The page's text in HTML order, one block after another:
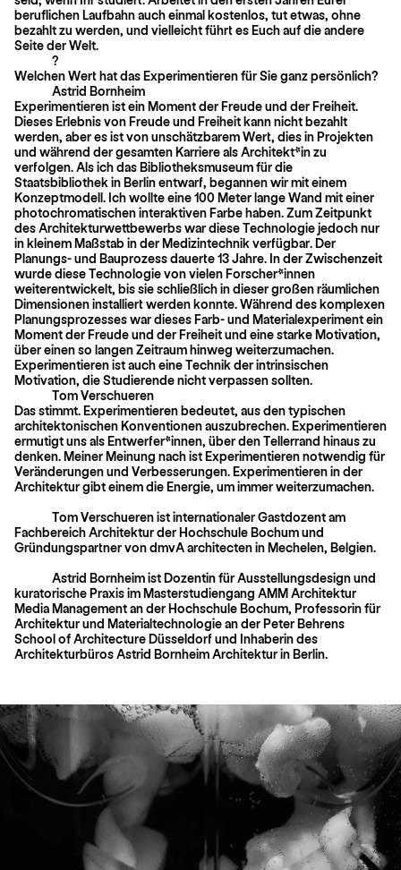
beruflichen Laufbahn auch einmal kostenlos, tut etwas, ohne
bezahlt zu werden, und vielleicht führt es Euch auf die andere
Seite der Welt.
?
Welchen Wert hat das Experimentieren für Sie ganz persönlich?
Astrid Bornheim
Experimentieren ist ein Moment der Freude und der Freiheit.
Dieses Erlebnis von Freude und Freiheit kann nicht bezahlt
werden, aber es ist von unschätzbarem Wert, dies in Projekten
und während der gesamten Karriere als Architekt*in zu
verfolgen. Als ich das Bibliotheksmuseum für die
Staatsbibliothek in Berlin entwarf, begannen wir mit einem
Konzeptmodell. Ich wollte eine 100 Meter lange Wand mit einer
photochromatischen interaktiven Farbe haben. Zum Zeitpunkt
des Architekturwettbewerbs war diese Technologie jedoch nur
in kleinem Maßstab in der Medizintechnik verfügbar. Der
Planungs- und Bauprozess dauerte 13 Jahre. In der Zwischenzeit
wurde diese Technologie von vielen Forscher*innen
weiterentwickelt, bis sie schließlich in dieser großen räumlichen
Dimensionen installiert werden konnte. Während des komplexen
Planungsprozesses war dieses Farb- und Materialexperiment ein
Moment der Freude und der Freiheit und eine starke Motivation,
über einen so langen Zeitraum hinweg weiterzumachen.
Experimentieren ist auch eine Technik der intrinsischen
Motivation, die Studierende nicht verpassen sollten.
Tom Verschueren
Das stimmt. Experimentieren bedeutet, aus den typischen
architektonischen Konventionen auszubrechen. Experimentieren
ermutigt uns als Entwerfer*innen, über den Tellerrand hinaus zu
denken. Meiner Meinung nach ist Experimentieren notwendig für
Veränderungen und Verbesserungen. Experimentieren in der
Architektur gibt einem die Energie, um immer weiterzumachen.
Tom Verschueren ist internationaler Gastdozent am
Fachbereich Architektur der Hochschule Bochum und
Gründungspartner von dmvA architecten in Mechelen, Belgien.
Astrid Bornheim ist Dozentin für Ausstellungsdesign und
kuratorische Praxis im Masterstudiengang AMM Architektur
Media Management an der Hochschule Bochum, Professorin für
Architektur und Materialtechnologie an der Peter Behrens
School of Architecture Düsseldorf und Inhaberin des
Architekturbüros Astrid Bornheim Architektur in Berlin.